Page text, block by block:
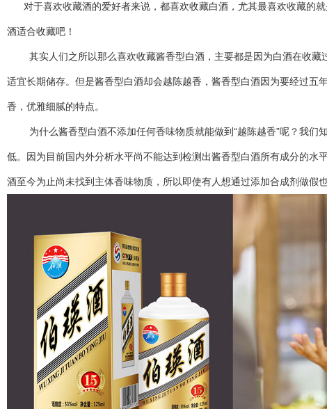
对于喜欢收藏酒的爱好者来说，都喜欢收藏白酒，尤其最喜欢收藏的就
酒适合收藏吧！
其实人们之所以那么喜欢收藏酱香型白酒，主要都是因为白酒在收藏
适宜长期储存。但是酱香型白酒却会越陈越香，酱香型白酒因为要经过
香，优雅细腻的特点。
为什么酱香型白酒不添加任何香味物质就能做到“越陈越香”呢？我们
低。因为目前国内外分析水平尚不能达到检测出酱香型白酒所有成分的
酒至今为止尚未找到主体香味物质，所以即使有人想通过添加合成剂做假